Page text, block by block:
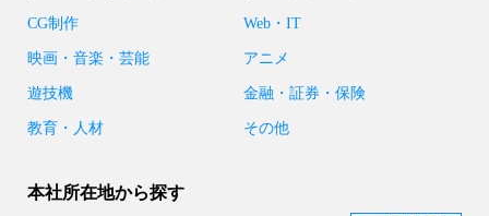
CG制作 Web・IT
映画・音楽・芸能 アニメ
遊技機 金融・証券・保険
教育・人材 その他
本社所在地から探す